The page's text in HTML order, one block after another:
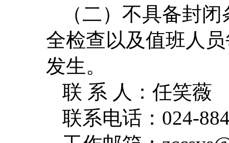
（二）不具备封
全检查以及值班人
发生。
联 系 人：任笑薇
联系电话：024-